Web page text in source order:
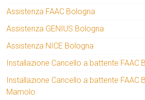
Assistenza FAAC Bologna
Assistenza GENIUS Bologna
Assistenza NICE Bologna
Installazione Cancello a battente FAAC
Installazione Cancello a battente FAAC
Mamolo